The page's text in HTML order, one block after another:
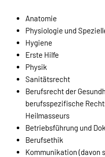
Anatomie
Physiologie und
Hygiene
Erste Hilfe
Physik
Sanitätsrecht
Berufsrecht der
berufsspezifische
Heilmasseurs
Betriebsführung und
Berufsethik
Kommunikation (davon